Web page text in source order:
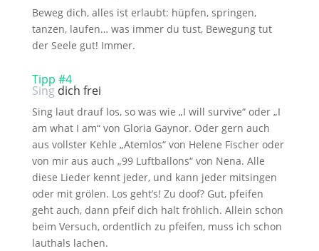
Beweg dich, alles ist erlaubt: hüpfen, springen,
tanzen, laufen… was immer du tust, Bewegung tut
der Seele gut! Immer.
Tipp #4
Sing dich frei
Sing laut drauf los, so was wie „I will survive“ oder „I
am what I am“ von Gloria Gaynor. Oder gern auch
aus vollster Kehle „Atemlos“ von Helene Fischer oder
von mir aus auch „99 Luftballons“ von Nena. Alle
diese Lieder kennt jeder, und kann jeder mitsingen
oder mit grölen. Los geht’s! Zu doof? Gut, pfeifen
geht auch, dann pfeif dich halt fröhlich. Allein schon
beim Versuch, ordentlich zu pfeifen, muss ich schon
lauthals lachen.